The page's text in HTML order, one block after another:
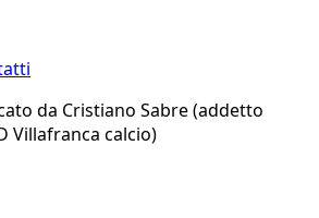
da Cristiano Sabre (addetto
Villafranca calcio)